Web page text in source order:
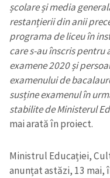
școlare și media
restanțierii din anii
programa de liceu în
care s-au înscris pentru
examene 2020 și
examenului de
susține examenul în
stabilite de Ministerul
mai arată în proiect.
Ministrul Educației,
anunțat astăzi, 13 mai,